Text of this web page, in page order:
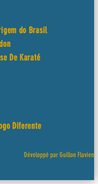
do Brasil
De Karaté
Diferente
Développé par Guillon Flavien